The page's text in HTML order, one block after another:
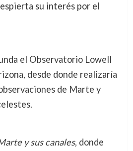
su interés por el
el Observatorio Lowell
desde donde realizaría
de Marte y
y sus canales, donde